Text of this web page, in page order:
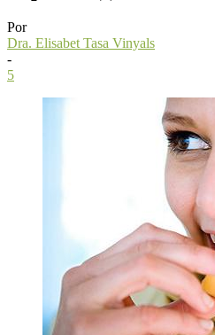
Por
Dra. Elisabet Tasa Vinyals
-
5